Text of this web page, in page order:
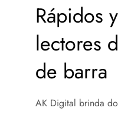
Rápidos
lectores
de barra
AK Digital brinda